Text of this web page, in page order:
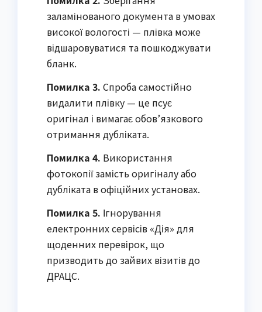
заламінованого документа в умовах
високої вологості — плівка може
відшаровуватися та пошкоджувати
бланк.
Помилка 3. Спроба самостійно
видалити плівку — це псує
оригінал і вимагає обов’язкового
отримання дубліката.
Помилка 4. Використання
фотокопії замість оригіналу або
дубліката в офіційних установах.
Помилка 5. Ігнорування
електронних сервісів «Дія» для
щоденних перевірок, що
призводить до зайвих візитів до
ДРАЦС.